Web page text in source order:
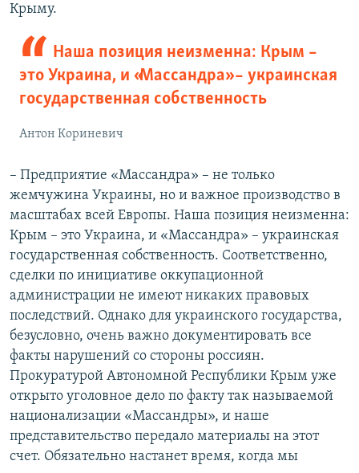
Крыму.
Наша позиция неизменна: Крым –
это Украина, и «Массандра» – украинская
государственная собственность
Антон Кориневич
– Предприятие «Массандра» – не только
жемчужина Украины, но и важное производство в
масштабах всей Европы. Наша позиция неизменна:
Крым – это Украина, и «Массандра» – украинская
государственная собственность. Соответственно,
сделки по инициативе оккупационной
администрации не имеют никаких правовых
последствий. Однако для украинского государства,
безусловно, очень важно документировать все
факты нарушений со стороны россиян.
Прокуратурой Автономной Республики Крым уже
открыто уголовное дело по факту так называемой
национализации «Массандры», и наше
представительство передало материалы на этот
счет. Обязательно настанет время, когда мы